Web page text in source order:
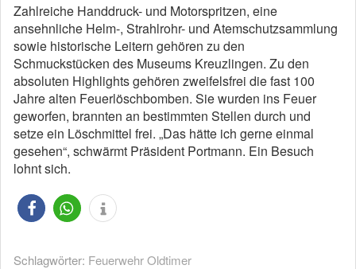
Zahlreiche Handdruck- und Motorspritzen, eine
ansehnliche Helm-, Strahlrohr- und Atemschutzsammlung
sowie historische Leitern gehören zu den
Schmuckstücken des Museums Kreuzlingen. Zu den
absoluten Highlights gehören zweifelsfrei die fast 100
Jahre alten Feuerlöschbomben. Sie wurden ins Feuer
geworfen, brannten an bestimmten Stellen durch und
setze ein Löschmittel frei. „Das hätte ich gerne einmal
gesehen“, schwärmt Präsident Portmann. Ein Besuch
lohnt sich.
Schlagwörter: Feuerwehr Oldtimer